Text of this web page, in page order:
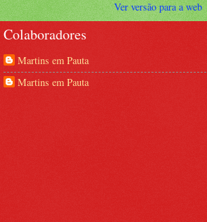
Ver versão para a web
Colaboradores
Martins em Pauta
Martins em Pauta